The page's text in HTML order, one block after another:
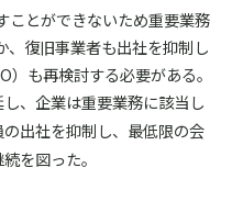
ことができないため重要業務
、復旧事業者も出社を抑制し
も再検討する必要がある。
、企業は重要業務に該当し
出社を抑制し、最低限の会
を図った。